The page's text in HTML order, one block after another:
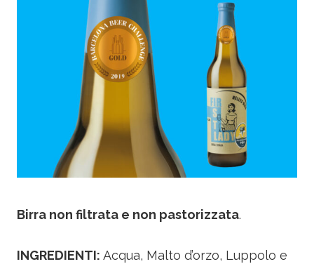
Birra non filtrata e non pastorizzata.
INGREDIENTI: Acqua, Malto d’orzo, Luppolo e